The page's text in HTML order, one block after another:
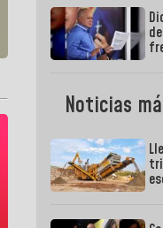
Noticias